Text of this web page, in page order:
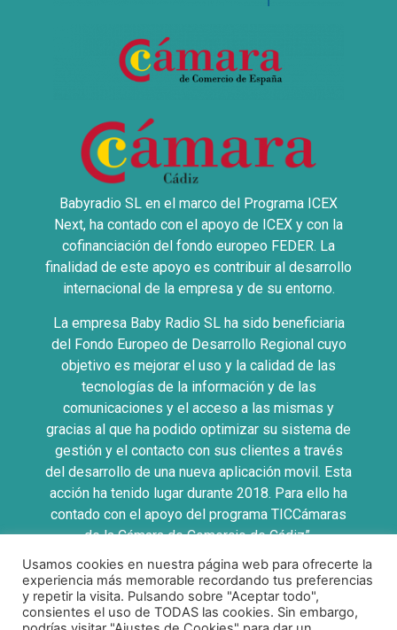
Babyradio SL en el marco del Programa ICEX
Next, ha contado con el apoyo de ICEX y con la
cofinanciación del fondo europeo FEDER. La
finalidad de este apoyo es contribuir al desarrollo
internacional de la empresa y de su entorno.
La empresa Baby Radio SL ha sido beneficiaria
del Fondo Europeo de Desarrollo Regional cuyo
objetivo es mejorar el uso y la calidad de las
tecnologías de la información y de las
comunicaciones y el acceso a las mismas y
gracias al que ha podido optimizar su sistema de
gestión y el contacto con sus clientes a través
del desarrollo de una nueva aplicación movil. Esta
acción ha tenido lugar durante 2018. Para ello ha
contado con el apoyo del programa TICCámaras
de la Cámara de Comercio de Cádiz”.
UNA MANERA DE HACER EUROPA
Usamos cookies en nuestra página web para ofrecerte la
experiencia más memorable recordando tus preferencias
y repetir la visita. Pulsando sobre "Aceptar todo",
consientes el uso de TODAS las cookies. Sin embargo,